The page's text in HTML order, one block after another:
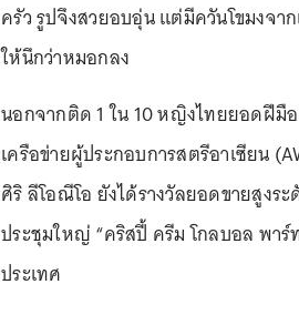
ครัว รูปจึงสวยอบอุ่น แต่มีควันโขมงจา
ให้นึกว่าหมอกลง
นอกจากติด 1 ใน 10 หญิงไทยยอดฝีมือ
เครือข่ายผู้ประกอบการสตรีอาเซียน
ศิริ ลีโอณีโอ ยังได้รางวัลยอดขายสูงร
ประชุมใหญ่ “คริสปี้ ครีม โกลบอล พาร์
ประเทศ